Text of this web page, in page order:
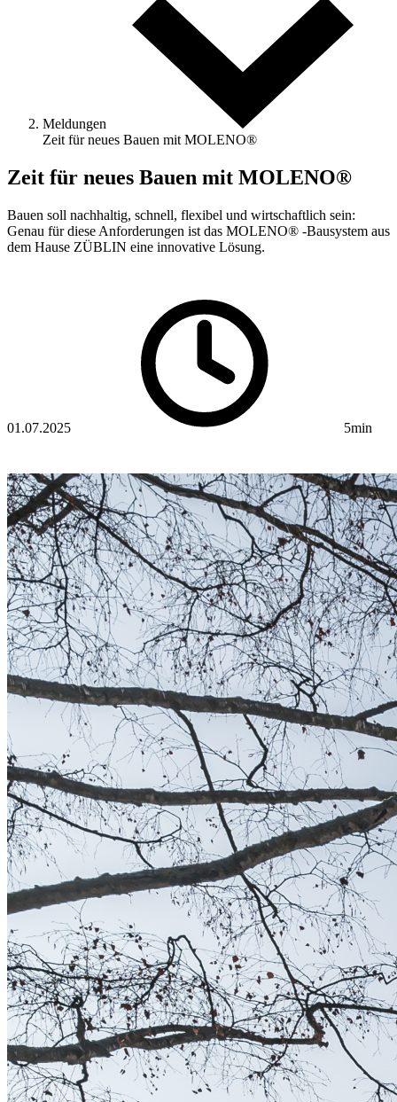
Meldungen
Zeit für neues Bauen mit MOLENO®
Zeit für neues Bauen mit MOLENO®
Bauen soll nachhaltig, schnell, flexibel und wirtschaftlich sein:
Genau für diese Anforderungen ist das MOLENO® -Bausystem aus
dem Hause ZÜBLIN eine innovative Lösung.
01.07.2025 5min